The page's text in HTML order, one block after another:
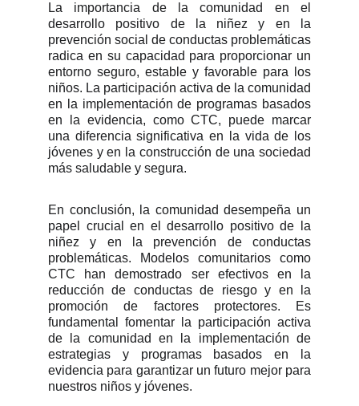
La importancia de la comunidad en el
desarrollo positivo de la niñez y en la
prevención social de conductas problemáticas
radica en su capacidad para proporcionar un
entorno seguro, estable y favorable para los
niños. La participación activa de la comunidad
en la implementación de programas basados
en la evidencia, como CTC, puede marcar
una diferencia significativa en la vida de los
jóvenes y en la construcción de una sociedad
más saludable y segura.
En conclusión, la comunidad desempeña un
papel crucial en el desarrollo positivo de la
niñez y en la prevención de conductas
problemáticas. Modelos comunitarios como
CTC han demostrado ser efectivos en la
reducción de conductas de riesgo y en la
promoción de factores protectores. Es
fundamental fomentar la participación activa
de la comunidad en la implementación de
estrategias y programas basados en la
evidencia para garantizar un futuro mejor para
nuestros niños y jóvenes.